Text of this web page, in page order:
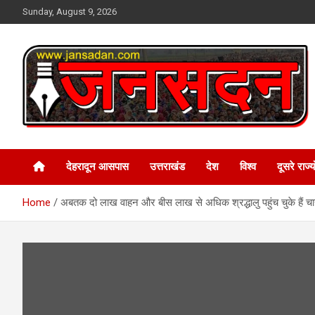
to
Sunday, August 9, 2026
Jan Sadan
देहरादून आसपास उत्तराखंड देश विश्व दूसरे
Home अबतक दो लाख वाहन और बीस लाख से अधिक श्रद्धालु पहुंच चुके हैं